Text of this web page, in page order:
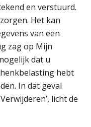
en verstuurd.
Het kan
van een
zag op Mijn
dat u
hebt
In dat geval
licht de